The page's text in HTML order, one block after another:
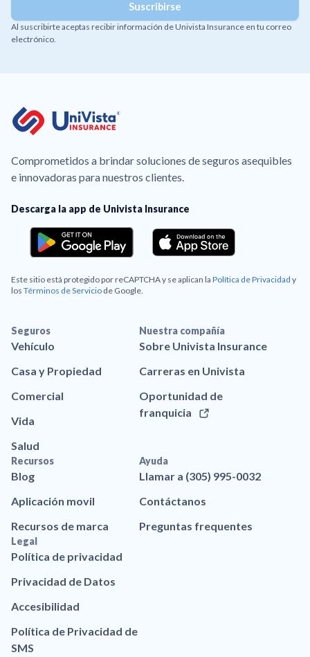
Al suscribirte aceptas recibir información de Univista Insurance en tu correo
electrónico.
Comprometidos a brindar soluciones de seguros asequibles
e innovadoras para nuestros clientes.
Descarga la app de Univista Insurance
Este sitio está protegido por reCAPTCHA y se aplican la Política de Privacidad y
los Términos de Servicio de Google.
Seguros
Vehículo
Casa y Propiedad
Comercial
Vida
Salud
Nuestra compañía
Sobre Univista Insurance
Carreras en Univista
Oportunidad de
franquicia
Recursos
Blog
Aplicación movil
Recursos de marca
Ayuda
Llamar a (305) 995-0032
Contáctanos
Preguntas frequentes
Legal
Política de privacidad
Privacidad de Datos
Accesibilidad
Política de Privacidad de
SMS